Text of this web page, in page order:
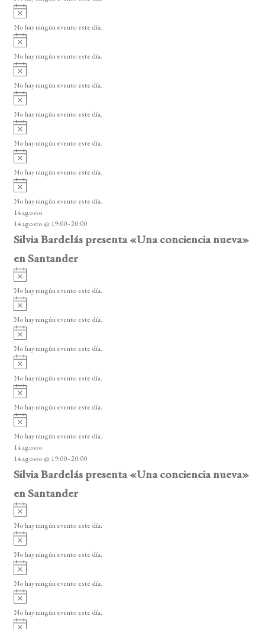
E
v
e
n
t
o
s
i
o
A
v
i
o
No hay ningún evento este día.
A
v
i
o
No hay ningún evento este día.
A
v
i
o
No hay ningún evento este día.
A
v
i
o
No hay ningún evento este día.
A
v
i
o
No hay ningún evento este día.
A
v
i
o
No hay ningún evento este día.
A
v
i
s
o
No hay ningún evento este día.
14 agosto
14 agosto @ 19:00-20:00
Silvia Bardelás presenta «Una conciencia nueva»
en Santander
A
v
i
o
No hay ningún evento este día.
A
v
i
o
No hay ningún evento este día.
A
v
i
o
No hay ningún evento este día.
A
v
i
o
No hay ningún evento este día.
A
v
i
o
No hay ningún evento este día.
A
v
i
s
o
No hay ningún evento este día.
14 agosto
14 agosto @ 19:00-20:00
Silvia Bardelás presenta «Una conciencia nueva»
en Santander
A
v
i
o
No hay ningún evento este día.
A
v
i
o
No hay ningún evento este día.
A
v
i
o
No hay ningún evento este día.
A
v
i
No hay ningún evento este día.
A